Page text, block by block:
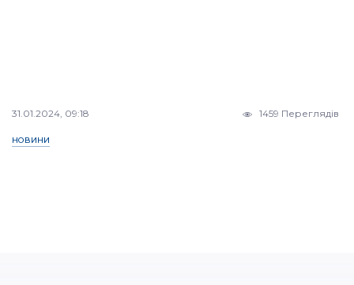
31.01.2024, 09:18 1459 Переглядів
НОВИНИ